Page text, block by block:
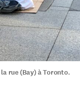
rue (Bay) à Toronto.